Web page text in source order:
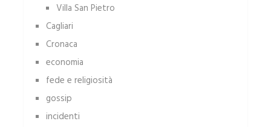
Villa San Pietro
Cagliari
Cronaca
economia
fede e religiosità
gossip
incidenti